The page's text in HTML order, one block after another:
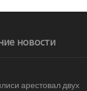
новости
арестовал двух